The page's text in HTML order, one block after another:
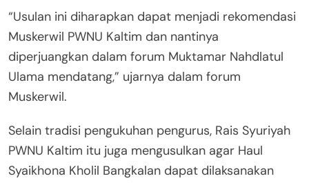
“Usulan ini diharapkan dapat menjadi rekomendasi
Muskerwil PWNU Kaltim dan nantinya
diperjuangkan dalam forum Muktamar Nahdlatul
Ulama mendatang,” ujarnya dalam forum
Muskerwil.
Selain tradisi pengukuhan pengurus, Rais Syuriyah
PWNU Kaltim itu juga mengusulkan agar Haul
Syaikhona Kholil Bangkalan dapat dilaksanakan